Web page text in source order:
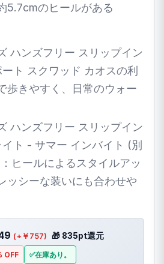
5.7cmのヒールがある
ハンズフリー スリップイン
ト スクワッド カオスの利
歩きやすく、日常のウォー
ハンズフリー スリップイン
ト - サマー インバイト (別
ヒールによるスタイルアッ
ッシーな装いにも合わせや
(+￥757) 🎁 835pt還元
OFF 在庫あり。